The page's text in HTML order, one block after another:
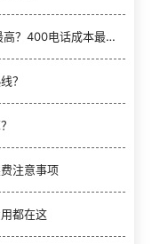
？400电话成本最低
？
注意事项
都在这